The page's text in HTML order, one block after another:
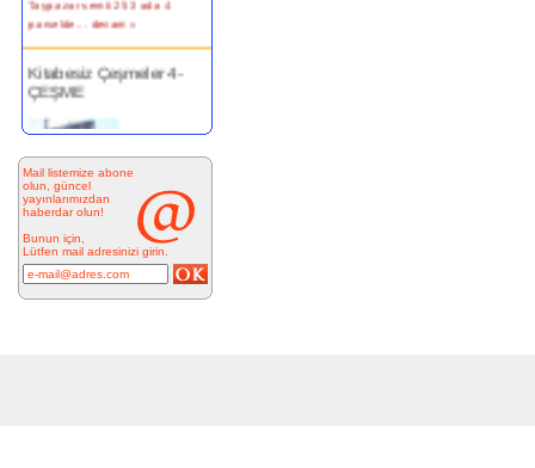
parselde... devam »
ÇEŞME
İnkilap
Caddesi
alan çarşı
bitiminde...
devam »
Marifi Dergahı Şeyh
Yusuf Efendi Çeşmesi-
ÇEŞME
Mail listemize abone
olun, güncel
yayınlarımızdan
haberdar olun!
Bunun için,
Lütfen mail adresinizi girin.